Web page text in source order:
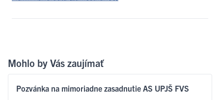
Mohlo by Vás zaujímať
Pozvánka na mimoriadne zasadnutie AS UPJŠ FVS